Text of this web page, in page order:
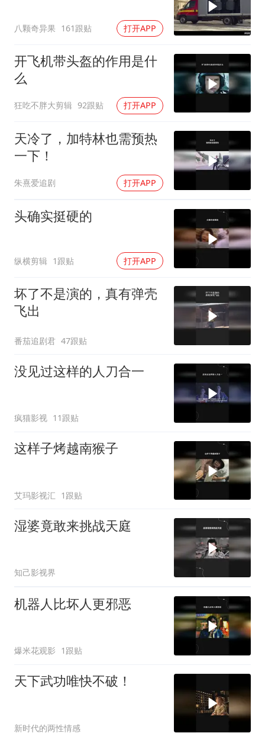
中国养老床位“三连降”
贵州轮胎子公司获美国退税8136万
郑国霖回应去景区上班被保安拦下
奋进开新局 实干挑大梁
八颗奇异果 161跟贴 打开APP
开飞机带头盔的作用是什
么
狂吃不胖大剪辑 92跟贴 打开APP
天冷了，加特林也需预热
一下！
朱熹爱追剧 打开APP
头确实挺硬的
纵横剪辑 1跟贴 打开APP
坏了不是演的，真有弹壳
飞出
番茄追剧君 47跟贴
没见过这样的人刀合一
疯猫影视 11跟贴
这样子烤越南猴子
艾玛影视汇 1跟贴
湿婆竟敢来挑战天庭
知己影视界
机器人比坏人更邪恶
爆米花观影 1跟贴
天下武功唯快不破！
新时代的两性情感